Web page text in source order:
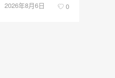
2026年8月6日 0